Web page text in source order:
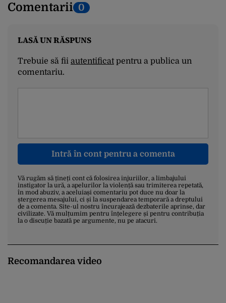
Comentarii 0
LASĂ UN RĂSPUNS
Trebuie să fii autentificatpentru a publica un
comentariu.
Intră în cont pentru a comenta
Vă rugăm să țineți cont că folosirea injuriilor, a limbajului
instigator la ură, a apelurilor la violență sau trimiterea repetată,
în mod abuziv, a aceluiași comentariu pot duce nu doar la
ștergerea mesajului, ci și la suspendarea temporară a dreptului
de a comenta. Site-ul nostru încurajează dezbaterile aprinse, dar
civilizate. Vă mulțumim pentru înțelegere și pentru contribuția
la o discuție bazată pe argumente, nu pe atacuri.
Recomandarea video